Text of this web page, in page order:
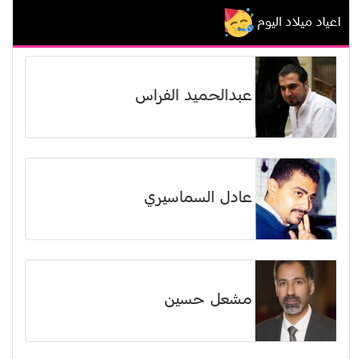
اعياد ميلاد اليوم
عبدالحميد الفراس
عادل السماسيري
مشعل حسين